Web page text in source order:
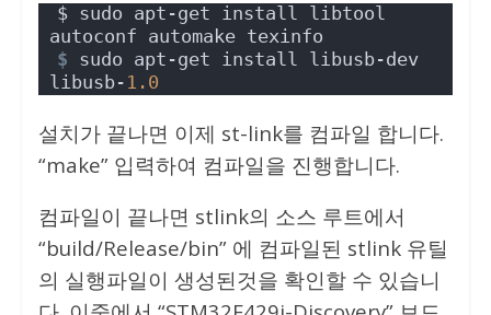
$ sudo apt-get install libtool
autoconf automake texinfo
$ sudo apt-get install libusb-dev
libusb- 1.0
설치가 끝나면 이제 st-link를 컴파일 합니다.
“make” 입력하여 컴파일을 진행합니다.
컴파일이 끝나면 stlink의 소스 루트에서
“build/Release/bin” 에 컴파일된 stlink 유틸
의 실행파일이 생성된것을 확인할 수 있습니